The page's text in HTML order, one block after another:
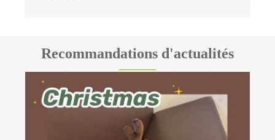
Recommandations d'actualités